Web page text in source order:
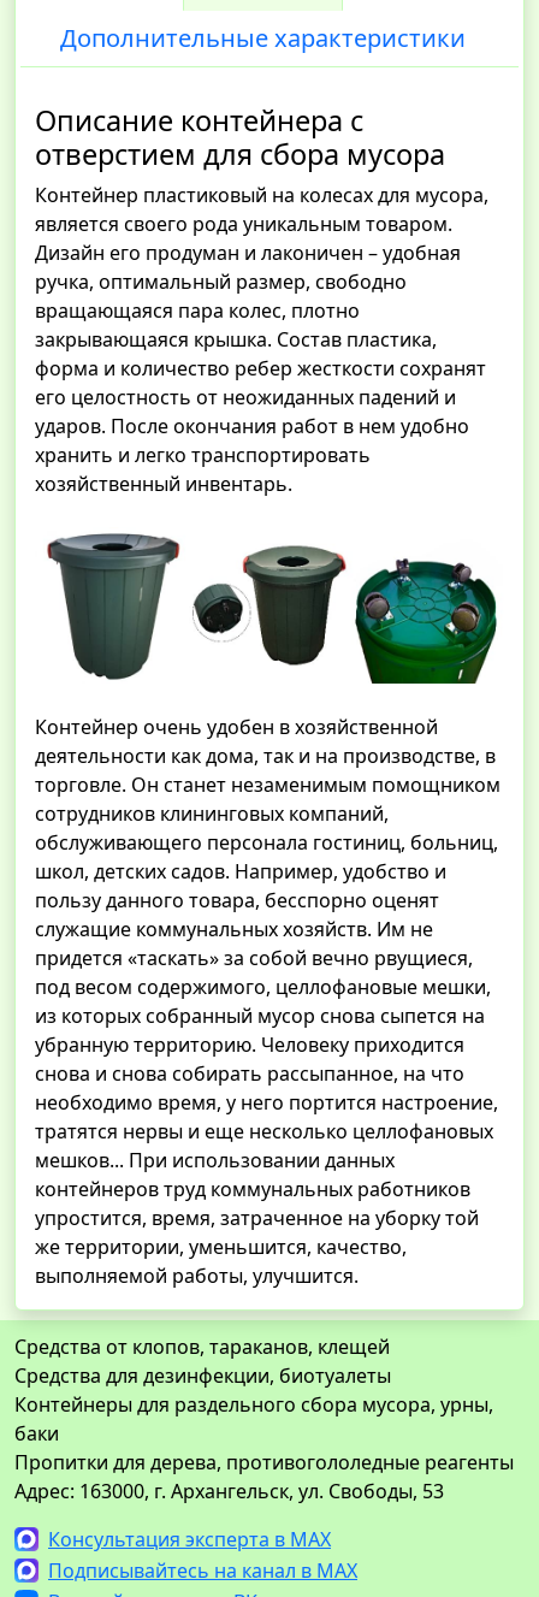
Дополнительные характеристики
Описание контейнера с
отверстием для сбора мусора
Контейнер пластиковый на колесах для мусора,
является своего рода уникальным товаром.
Дизайн его продуман и лаконичен – удобная
ручка, оптимальный размер, свободно
вращающаяся пара колес, плотно
закрывающаяся крышка. Состав пластика,
форма и количество ребер жесткости сохранят
его целостность от неожиданных падений и
ударов. После окончания работ в нем удобно
хранить и легко транспортировать
хозяйственный инвентарь.
Контейнер очень удобен в хозяйственной
деятельности как дома, так и на производстве, в
торговле. Он станет незаменимым помощником
сотрудников клининговых компаний,
обслуживающего персонала гостиниц, больниц,
школ, детских садов. Например, удобство и
пользу данного товара, бесспорно оценят
служащие коммунальных хозяйств. Им не
придется «таскать» за собой вечно рвущиеся,
под весом содержимого, целлофановые мешки,
из которых собранный мусор снова сыпется на
убранную территорию. Человеку приходится
снова и снова собирать рассыпанное, на что
необходимо время, у него портится настроение,
тратятся нервы и еще несколько целлофановых
мешков... При использовании данных
контейнеров труд коммунальных работников
упростится, время, затраченное на уборку той
же территории, уменьшится, качество,
выполняемой работы, улучшится.
Средства от клопов, тараканов, клещей
Средства для дезинфекции, биотуалеты
Контейнеры для раздельного сбора мусора, урны,
баки
Пропитки для дерева, противогололедные реагенты
Адрес: 163000, г. Архангельск, ул. Свободы, 53
Консультация эксперта в MAX
Подписывайтесь на канал в MAX